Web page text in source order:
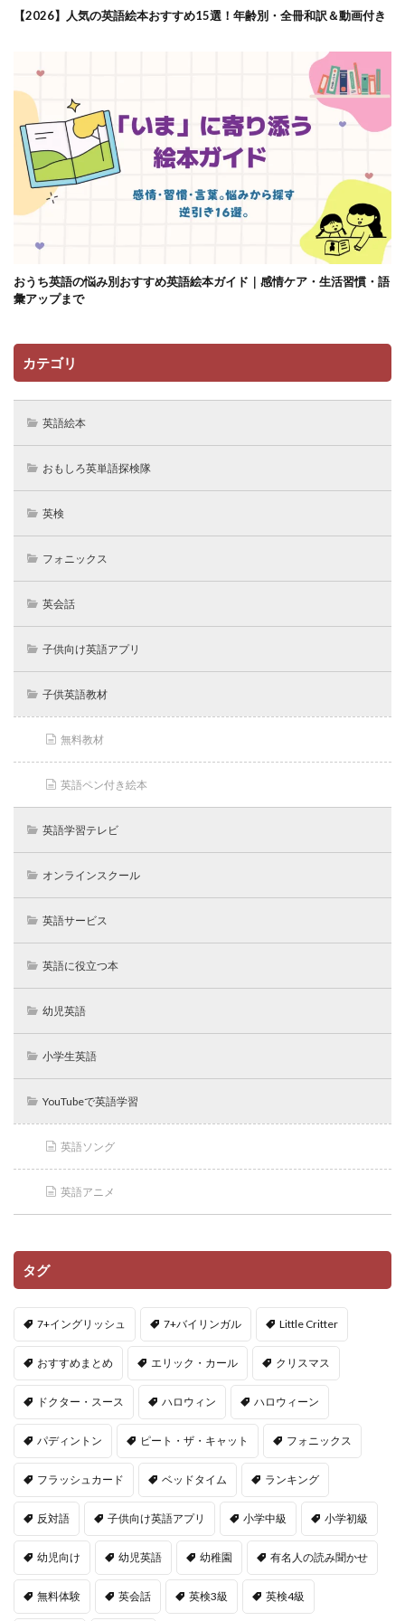
【2026】人気の英語絵本おすすめ15選！年齢別・全冊和訳＆動画付き
おうち英語の悩み別おすすめ英語絵本ガイド｜感情ケア・生活習慣・語
彙アップまで
カテゴリ
英語絵本
おもしろ英単語探検隊
英検
フォニックス
英会話
子供向け英語アプリ
子供英語教材
無料教材
英語ペン付き絵本
英語学習テレビ
オンラインスクール
英語サービス
英語に役立つ本
幼児英語
小学生英語
YouTubeで英語学習
英語ソング
英語アニメ
タグ
7+イングリッシュ 7+バイリンガル Little Critter
おすすめまとめ エリック・カール クリスマス
ドクター・スース ハロウィン ハロウィーン
パディントン ピート・ザ・キャット フォニックス
フラッシュカード ベッドタイム ランキング
反対語 子供向け英語アプリ 小学中級 小学初級
幼児向け 幼児英語 幼稚園 有名人の読み聞かせ
無料体験 英会話 英検3級 英検4級